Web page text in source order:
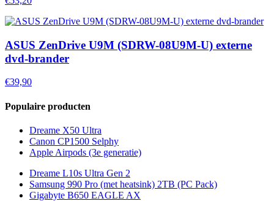
ASUS ZenDrive U9M (SDRW-08U9M-U) externe
dvd-brander
€39,90
Populaire producten
Dreame X50 Ultra
Canon CP1500 Selphy
Apple Airpods (3e generatie)
Dreame L10s Ultra Gen 2
Samsung 990 Pro (met heatsink) 2TB (PC Pack)
Gigabyte B650 EAGLE AX